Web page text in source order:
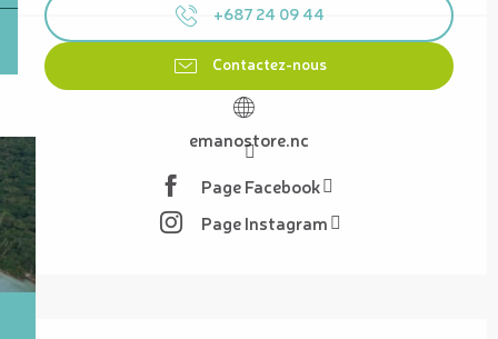
+687 24 09 44
Contactez-nous
emanostore.nc
Page Facebook
Page Instagram